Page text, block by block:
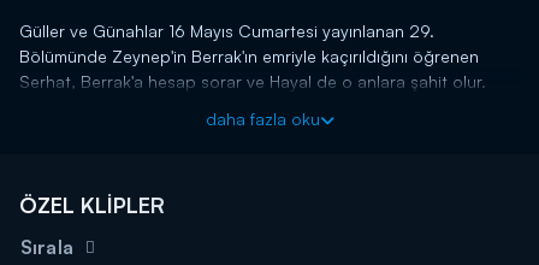
Güller ve Günahlar 16 Mayıs Cumartesi yayınlanan 29.
Bölümünde Zeynep'in Berrak'ın emriyle kaçırıldığını öğrenen
Serhat, Berrak'a hesap sorar ve Hayal de o anlara şahit olur.
Güller ve Günahlar yeni bölümleriyle cumartesi akşamı
daha fazla oku
ÖZEL KLİPLER
Sırala